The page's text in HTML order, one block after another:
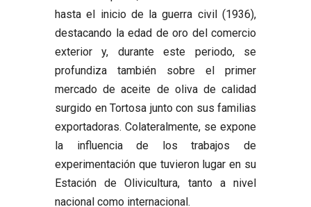
hasta el inicio de la guerra civil (1936),
destacando la edad de oro del comercio
exterior y, durante este periodo, se
profundiza también sobre el primer
mercado de aceite de oliva de calidad
surgido en Tortosa junto con sus familias
exportadoras. Colateralmente, se expone
la influencia de los trabajos de
experimentación que tuvieron lugar en su
Estación de Olivicultura, tanto a nivel
nacional como internacional.